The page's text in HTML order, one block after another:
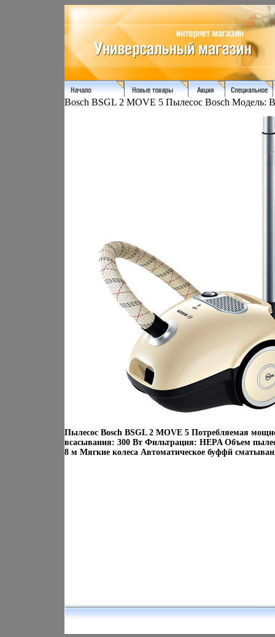
Bosch BSGL 2 MOVE 5 Пылесос Bosch Модель:
Пылесос Bosch BSGL 2 MOVE 5 Потребляемая
всасывания: 300 Вт Фильтрация: HEPA Объем
8 м Мягкие колеса Автоматическое буффй